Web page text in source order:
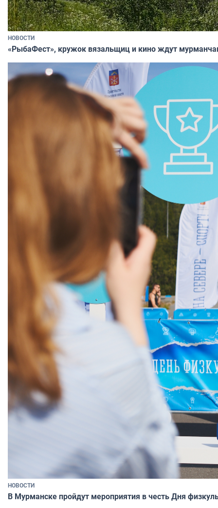
НОВОСТИ
«РыбаФест», кружок вязальщиц и кино ждут
НОВОСТИ
В Мурманске пройдут мероприятия в честь Дня